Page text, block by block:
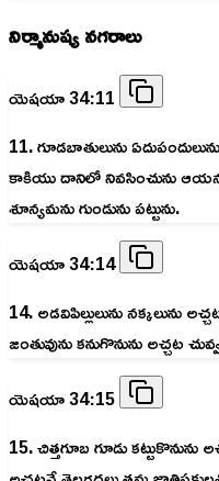
నిర్మానుష్య నగరాలు
యెషయా 34:11
11. గూడబాతులును
కాకియు దానిలో నివసించును ఆయన
శూన్యమను గుండును పట్టును.
యెషయా 34:14
14. అడవిపిల్లులును నక్కలును
జంతువును కనుగొనును అచ్చట
యెషయా 34:15
15. చిత్తగూబ గూడు కట్టుకొనును